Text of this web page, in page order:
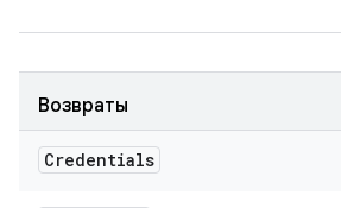
Возвраты
Credentials